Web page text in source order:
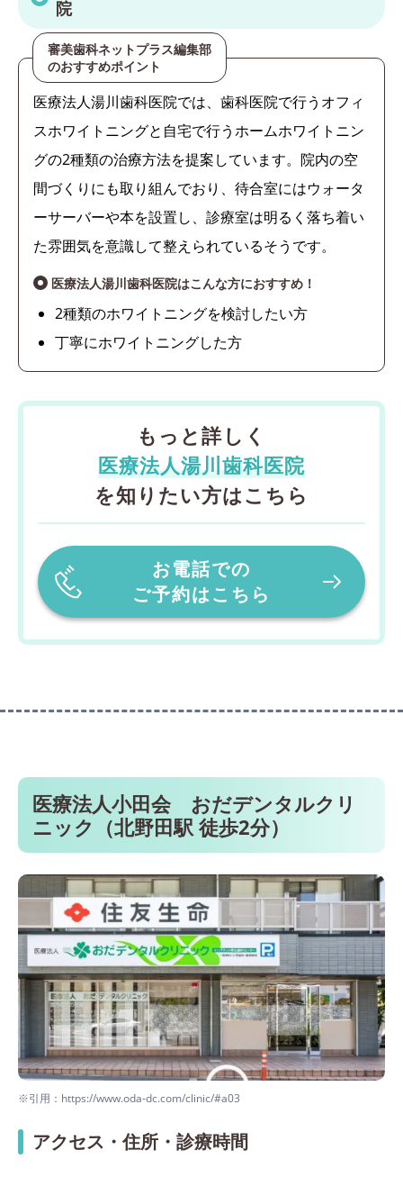
院
審美歯科ネットプラス編集部
のおすすめポイント
医療法人湯川歯科医院では、歯科医院で行うオフィ
スホワイトニングと自宅で行うホームホワイトニン
グの2種類の治療方法を提案しています。院内の空
間づくりにも取り組んでおり、待合室にはウォータ
ーサーバーや本を設置し、診療室は明るく落ち着い
た雰囲気を意識して整えられているそうです。
医療法人湯川歯科医院はこんな方におすすめ！
2種類のホワイトニングを検討したい方
丁寧にホワイトニングした方
もっと詳しく
医療法人湯川歯科医院
を知りたい方はこちら
お電話での
ご予約はこちら
医療法人小田会 おだデンタルクリ
ニック（北野田駅 徒歩2分）
※引用：https://www.oda-dc.com/clinic/#a03
アクセス・住所・診療時間